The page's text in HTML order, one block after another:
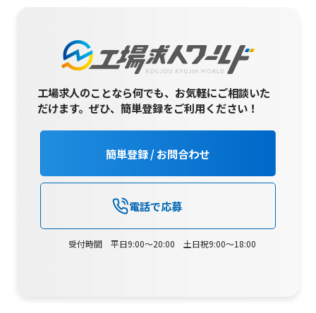
工場求人のことなら何でも、お気軽にご相談いた
だけます。ぜひ、簡単登録をご利用ください！
簡単登録 / お問合わせ
電話で応募
受付時間 平日9:00～20:00 土日祝9:00～18:00